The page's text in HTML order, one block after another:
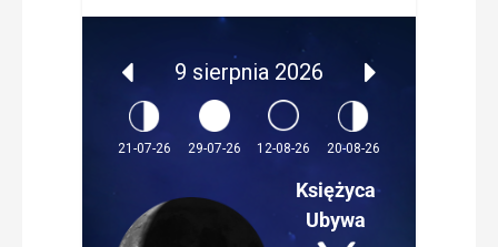
9 sierpnia 2026
21-07-26 29-07-26 12-08-26 20-08-26
Księżyca
Ubywa